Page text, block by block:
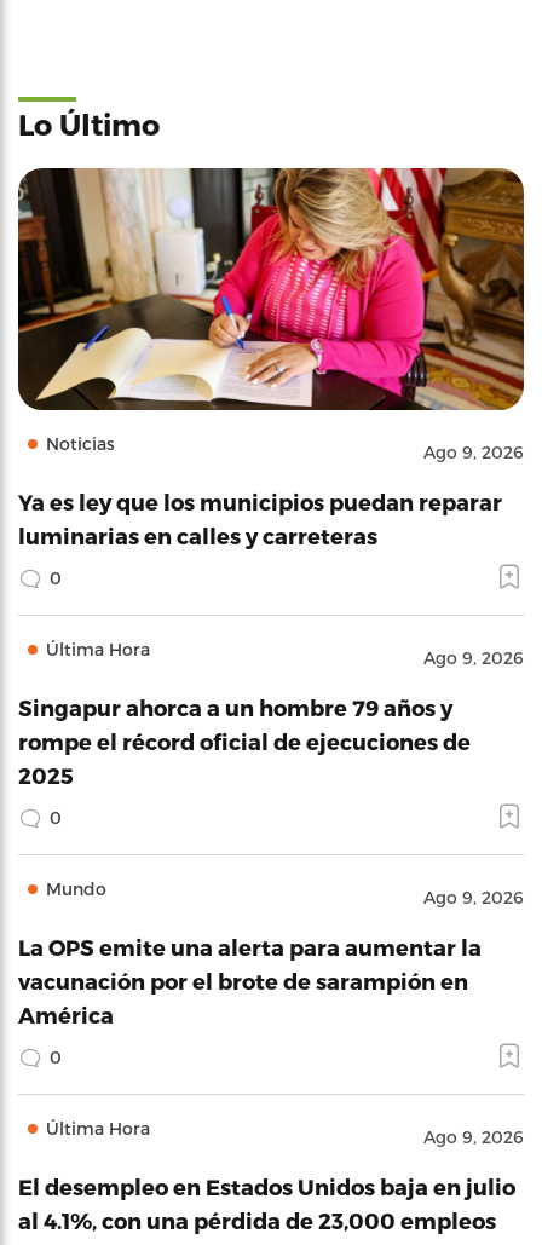
Lo Último
Noticias Ago 9, 2026
Ya es ley que los municipios puedan reparar
luminarias en calles y carreteras
0
Última Hora Ago 9, 2026
Singapur ahorca a un hombre 79 años y
rompe el récord oficial de ejecuciones de
2025
0
Mundo Ago 9, 2026
La OPS emite una alerta para aumentar la
vacunación por el brote de sarampión en
América
0
Última Hora Ago 9, 2026
El desempleo en Estados Unidos baja en julio
al 4.1%, con una pérdida de 23,000 empleos